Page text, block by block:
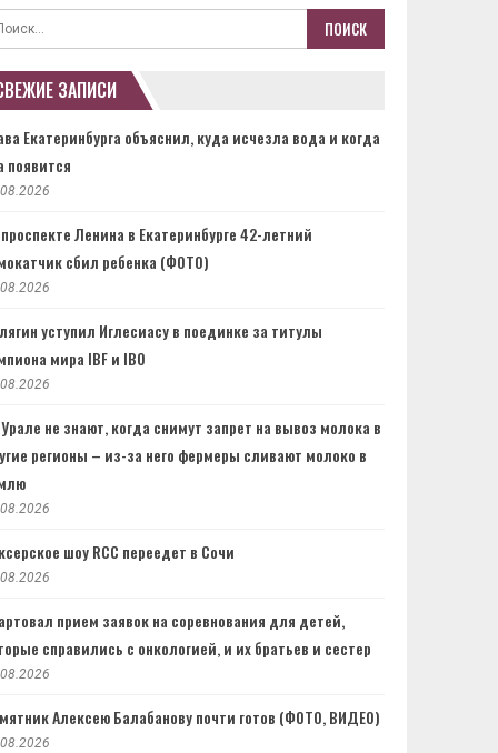
ЗАПИСИ
Екатеринбурга объяснил, куда исчезла вода и когда
появится
Ленина в Екатеринбурге 42-летний
сбил ребенка (ФОТО)
уступил Иглесиасу в поединке за титулы
мира IBF и IBO
не знают, когда снимут запрет на вывоз молока в
регионы – из-за него фермеры сливают молоко в
шоу RCC переедет в Сочи
прием заявок на соревнования для детей,
справились с онкологией, и их братьев и сестер
Алексею Балабанову почти готов (ФОТО, ВИДЕО)